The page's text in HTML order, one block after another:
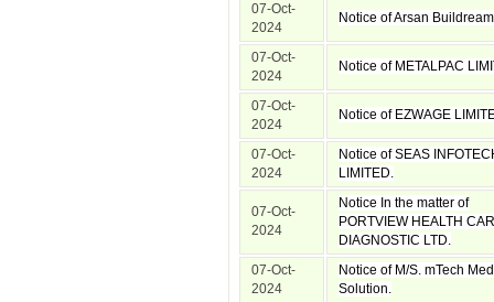
07-Oct-
2024
Notice of Arsan
07-Oct-
2024
Notice of METALPAC
07-Oct-
2024
Notice of EZWAGE
07-Oct-
2024
Notice of SEAS
LIMITED.
07-Oct-
2024
Notice In the matter of
PORTVIEW HEALTH
DIAGNOSTIC LTD.
07-Oct-
2024
Notice of M/S. mTech
Solution.